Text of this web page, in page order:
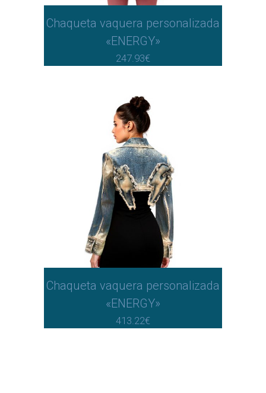
Chaqueta vaquera personalizada
«ENERGY»
247.93€
Chaqueta vaquera personalizada
«ENERGY»
413.22€